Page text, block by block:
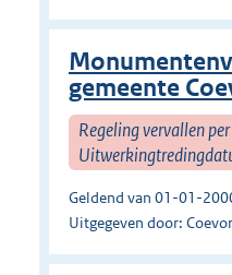
gemeente
Regeling vervallen
Geldend van 01-01-
Uitgegeven door: